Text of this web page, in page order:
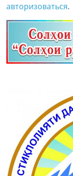
авторизоваться.